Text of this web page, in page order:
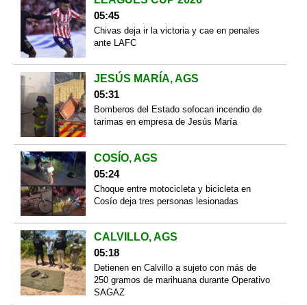
05:45
Chivas deja ir la victoria y cae en penales
ante LAFC
JESÚS MARÍA, AGS
05:31
Bomberos del Estado sofocan incendio de
tarimas en empresa de Jesús María
COSÍO, AGS
05:24
Choque entre motocicleta y bicicleta en
Cosío deja tres personas lesionadas
CALVILLO, AGS
05:18
Detienen en Calvillo a sujeto con más de
250 gramos de marihuana durante Operativo
SAGAZ